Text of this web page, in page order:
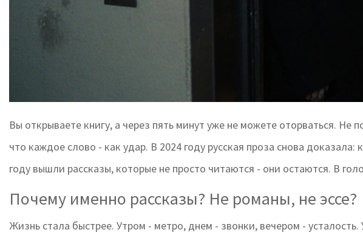
Вы открываете книгу, а через пять минут уже не можете оторваться. Не
что каждое слово - как удар. В 2024 году русская проза снова доказала:
году вышли рассказы, которые не просто читаются - они остаются. В
Почему именно рассказы? Не романы, не эссе?
Жизнь стала быстрее. Утром - метро, днем - звонки, вечером - усталость.